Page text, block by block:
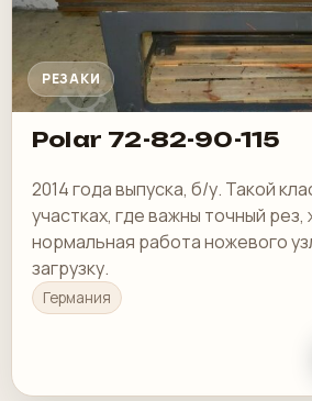
РЕЗАКИ
Polar 72-82-90-115
2014 года выпуска, б/у. Такой
участках, где важны точный рез,
нормальная работа ножевого
загрузку.
Германия